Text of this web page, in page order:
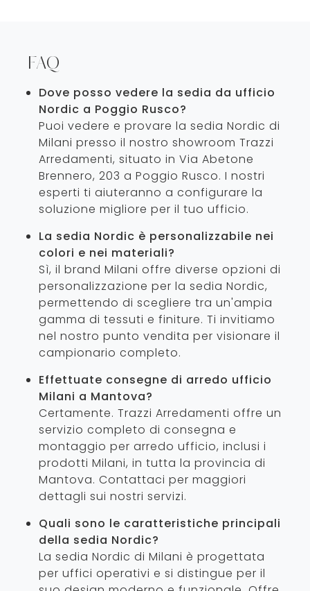
FAQ
Dove posso vedere la sedia da ufficio
Nordic a Poggio Rusco?
Puoi vedere e provare la sedia Nordic di
Milani presso il nostro showroom Trazzi
Arredamenti, situato in Via Abetone
Brennero, 203 a Poggio Rusco. I nostri
esperti ti aiuteranno a configurare la
soluzione migliore per il tuo ufficio.
La sedia Nordic è personalizzabile nei
colori e nei materiali?
Sì, il brand Milani offre diverse opzioni di
personalizzazione per la sedia Nordic,
permettendo di scegliere tra un'ampia
gamma di tessuti e finiture. Ti invitiamo
nel nostro punto vendita per visionare il
campionario completo.
Effettuate consegne di arredo ufficio
Milani a Mantova?
Certamente. Trazzi Arredamenti offre un
servizio completo di consegna e
montaggio per arredo ufficio, inclusi i
prodotti Milani, in tutta la provincia di
Mantova. Contattaci per maggiori
dettagli sui nostri servizi.
Quali sono le caratteristiche principali
della sedia Nordic?
La sedia Nordic di Milani è progettata
per uffici operativi e si distingue per il